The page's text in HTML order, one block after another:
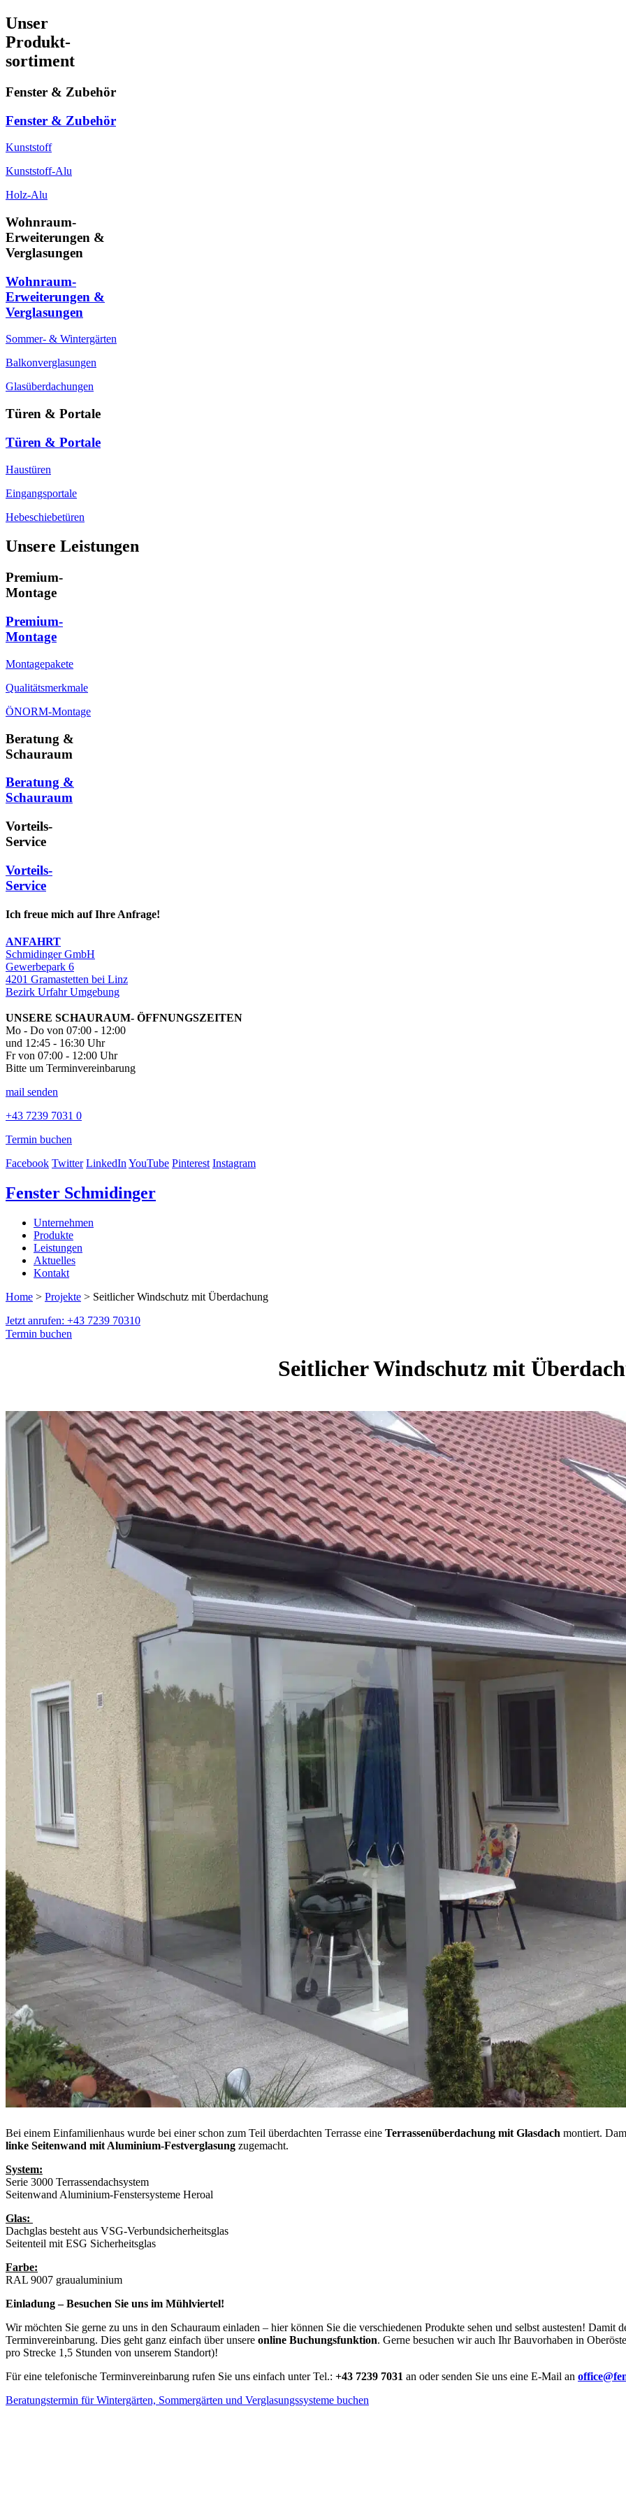
Unser
Produkt-
sortiment
Fenster & Zubehör
Fenster & Zubehör
Kunststoff
Kunststoff-Alu
Holz-Alu
Wohnraum-
Erweiterungen &
Verglasungen
Wohnraum-
Erweiterungen &
Verglasungen
Sommer- & Wintergärten
Balkonverglasungen
Glasüberdachungen
Türen & Portale
Türen & Portale
Haustüren
Eingangsportale
Hebeschiebetüren
Unsere Leistungen
Premium-
Montage
Premium-
Montage
Montagepakete
Qualitätsmerkmale
ÖNORM-Montage
Beratung &
Schauraum
Beratung &
Schauraum
Vorteils-
Service
Vorteils-
Service
Ich freue mich auf Ihre Anfrage!
ANFAHRT
Schmidinger GmbH
Gewerbepark 6
4201 Gramastetten bei Linz
Bezirk Urfahr Umgebung
UNSERE SCHAURAUM- ÖFFNUNGSZEITEN
Mo - Do von 07:00 - 12:00
und 12:45 - 16:30 Uhr
Fr von 07:00 - 12:00 Uhr
Bitte um Terminvereinbarung
mail senden
+43 7239 7031 0
Termin buchen
Facebook Twitter LinkedInYouTube Pinterest Instagram
Fenster Schmidinger
Unternehmen
Produkte
Leistungen
Aktuelles
Kontakt
Home > Projekte > Seitlicher Windschutz mit Überdachung
Jetzt anrufen: +43 7239 70310
Termin buchen
Seitlicher Windschutz mit
Bei einem Einfamilienhaus wurde bei einer schon zum Teil überdachten Terrasse eine Terrassenüberdachung mit Glasdach montiert.
linke Seitenwand mit Aluminium-Festverglasung zugemacht.
System:
Serie 3000 Terrassendachsystem
Seitenwand Aluminium-Fenstersysteme Heroal
Glas:
Dachglas besteht aus VSG-Verbundsicherheitsglas
Seitenteil mit ESG Sicherheitsglas
Farbe:
RAL 9007 graualuminium
Einladung – Besuchen Sie uns im Mühlviertel!
Wir möchten Sie gerne zu uns in den Schauraum einladen – hier können Sie die verschiedenen Produkte sehen und selbst austesten!
Terminvereinbarung. Dies geht ganz einfach über unsere online Buchungsfunktion. Gerne besuchen wir auch Ihr Bauvorhaben in
pro Strecke 1,5 Stunden von unserem Standort)!
Für eine telefonische Terminvereinbarung rufen Sie uns einfach unter Tel.: +43 7239 7031 an oder senden Sie uns eine E-Mail an
Beratungstermin für Wintergärten, Sommergärten und Verglasungssysteme buchen